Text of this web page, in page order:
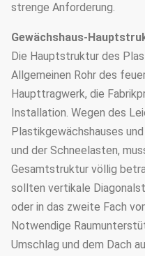
strenge Anforderung.
Gewächshaus-
Die Hauptstruktur des
Allgemeinen Rohr des
Haupttragwerk, die
Installation. Wegen des
Plastikgewächshauses
und der Schneelasten,
Gesamtstruktur völlig
sollten vertikale
oder in das zweite Fach
Notwendige
Umschlag und dem Dach